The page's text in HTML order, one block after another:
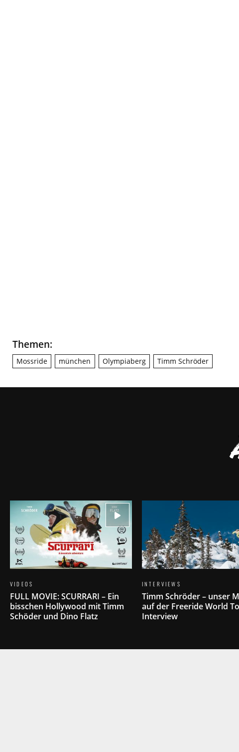
Themen:
Mossride münchen Olympiaberg Timm Schröder
VIDEOS
FULL MOVIE: SCURRARI – Ein
bisschen Hollywood mit Timm
Schöder und Dino Flatz
INTERVIEWS
Timm Schröder – unser
auf der Freeride World
Interview